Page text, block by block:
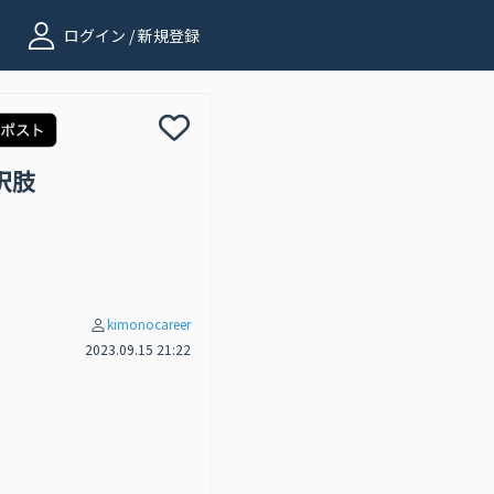
ログイン / 新規登録
肢
kimonocareer
2023.09.15 21:22